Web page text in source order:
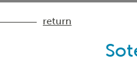
return